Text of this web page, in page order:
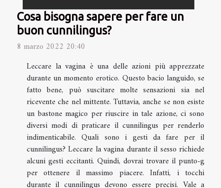
Cosa bisogna sapere per fare un
buon cunnilingus?
8 marzo 2022 20:40
Leccare la vagina è una delle azioni più apprezzate
durante un momento erotico. Questo bacio languido, se
fatto bene, può suscitare molte sensazioni sia nel
ricevente che nel mittente. Tuttavia, anche se non esiste
un bastone magico per riuscire in tale azione, ci sono
diversi modi di praticare il cunnilingus per renderlo
indimenticabile. Quali sono i gesti da fare per il
cunnilingus? Leccare la vagina durante il sesso richiede
alcuni gesti eccitanti. Quindi, dovrai trovare il punto-g
per ottenere il massimo piacere. Infatti, i tocchi
durante il cunnilingus devono essere precisi. Vale a